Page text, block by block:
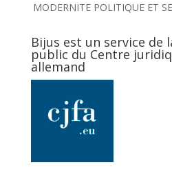
MODERNITE POLITIQUE ET
Bijus est un service de
public du Centre
allemand